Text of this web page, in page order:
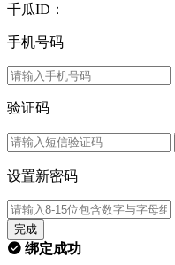
千瓜ID：
手机号码
验证码
设置新密码
完成
绑定成功